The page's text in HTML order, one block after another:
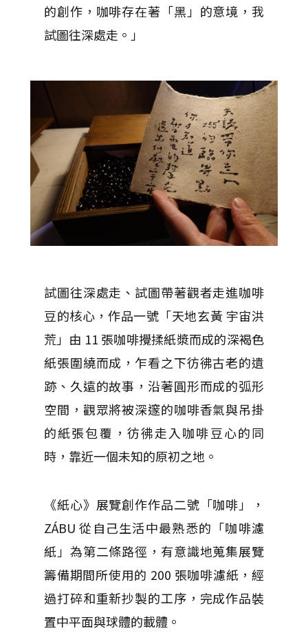
的創作，咖啡存在著「黑」的意境，我
試圖往深處走。」
試圖往深處走、試圖帶著觀者走進咖啡
豆的核心，作品一號「天地玄黃 宇宙洪
荒」由 11 張咖啡攪揉紙漿而成的深褐色
紙張圍繞而成，乍看之下彷彿古老的遺
跡、久遠的故事，沿著圓形而成的弧形
空間，觀眾將被深邃的咖啡香氣與吊掛
的紙張包覆，彷彿走入咖啡豆心的同
時，靠近一個未知的原初之地。
《紙心》展覽創作作品二號「咖啡」，
ZÁBU 從自己生活中最熟悉的「咖啡濾
紙」為第二條路徑，有意識地蒐集展覽
籌備期間所使用的 200 張咖啡濾紙，經
過打碎和重新抄製的工序，完成作品裝
置中平面與球體的載體。